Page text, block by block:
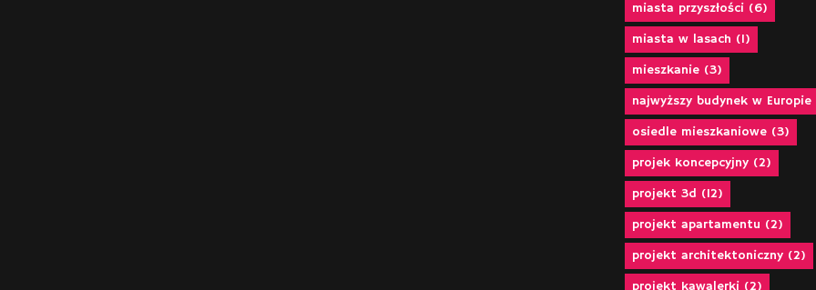
miasta przyszłości (6)
miasta w lasach (1)
mieszkanie (3)
najwyższy budynek w Europie
osiedle mieszkaniowe (3)
projek koncepcyjny (2)
projekt 3d (12)
projekt apartamentu (2)
projekt architektoniczny (2)
projekt kawalerki (2)